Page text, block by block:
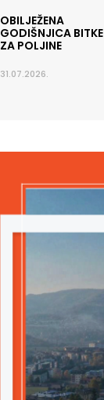
OBILJEŽENA
GODIŠNJICA BITKE
ZA POLJINE
31.07.2026.